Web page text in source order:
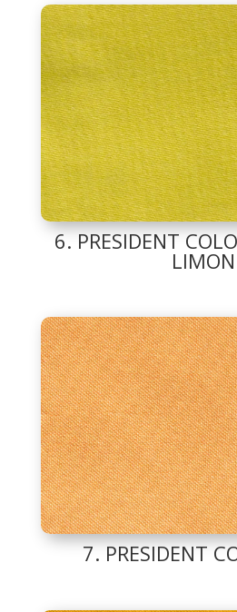
6. PRESIDENT
LIMON
7. PRESIDENT